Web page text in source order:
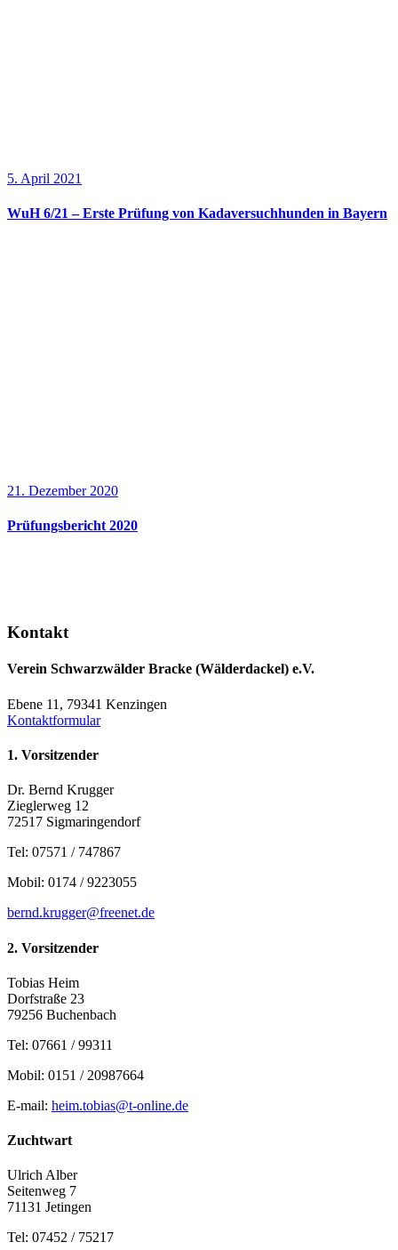
5. April 2021
WuH 6/21 – Erste Prüfung von Kadaversuchhunden in Bayern
21. Dezember 2020
Prüfungsbericht 2020
Kontakt
Verein Schwarzwälder Bracke (Wälderdackel) e.V.
Ebene 11, 79341 Kenzingen
Kontaktformular
1. Vorsitzender
Dr. Bernd Krugger
Zieglerweg 12
72517 Sigmaringendorf
Tel: 07571 / 747867
Mobil: 0174 / 9223055
bernd.krugger@freenet.de
2. Vorsitzender
Tobias Heim
Dorfstraße 23
79256 Buchenbach
Tel: 07661 / 99311
Mobil: 0151 / 20987664
E-mail: heim.tobias@t-online.de
Zuchtwart
Ulrich Alber
Seitenweg 7
71131 Jetingen
Tel: 07452 / 75217